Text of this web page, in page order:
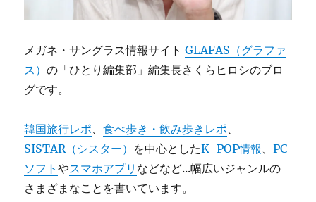
メガネ・サングラス情報サイトGLAFAS（グラファ
ス）の「ひとり編集部」編集長さくらヒロシのブロ
グです。
韓国旅行レポ、食べ歩き・飲み歩きレポ、
SISTAR（シスター） を中心としたK-POP情報 、PC
ソフトやスマホアプリ などなど...幅広いジャンルの
さまざまなことを書いています。